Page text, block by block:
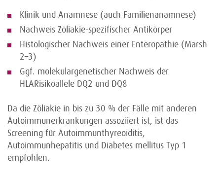
Klinik und Anamnese (auch Familienanamnese)
Nachweis Zöliakie-spezifischer Antikörper
Histologischer Nachweis einer Enteropathie (Marsh
2–3)
Ggf. molekulargenetischer Nachweis der
HLARisikoallele DQ2 und DQ8
Da die Zöliakie in bis zu 30 % der Fälle mit anderen
Autoimmunerkrankungen assoziiert ist, ist das
Screening für Autoimmunthyreoiditis,
Autoimmunhepatitis und Diabetes mellitus Typ 1
empfohlen.